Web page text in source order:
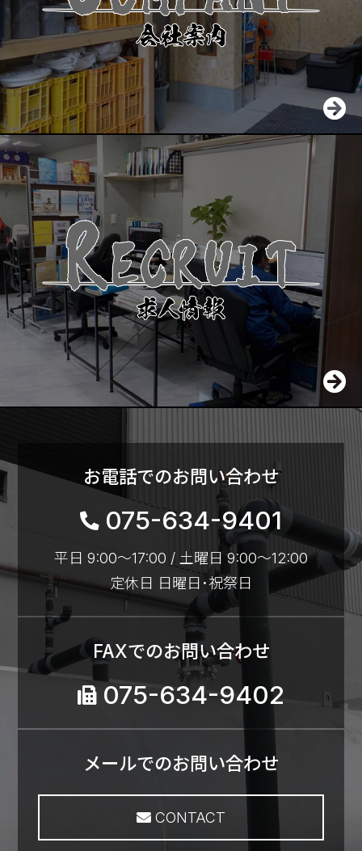
お電話でのお問い合わせ
075-634-9401
平日 9:00～17:00 / 土曜日 9:00～12:00
定休日 日曜日･祝祭日
FAXでのお問い合わせ
075-634-9402
メールでのお問い合わせ
CONTACT